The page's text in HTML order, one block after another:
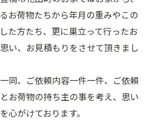
お荷物たちから年月の重みやこの
た方たち、更に巣立って行ったお
い、お見積もりをさせて頂きまし
同、ご依頼内容一件一件、ご依頼
お荷物の持ち主の事を考え、思い
心がけております。